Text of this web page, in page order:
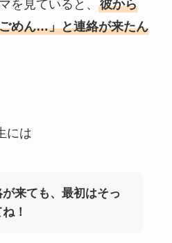
を見ていると、 彼から
めん…」と連絡が来たん
には
来ても、最初はそっ
！